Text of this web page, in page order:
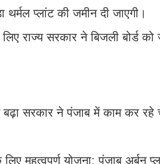
थर्मल प्लांट की जमीन दी जाएगी।
लिए राज्य सरकार ने बिजली बोर्ड
बढ़ा सरकार ने पंजाब में काम कर रहे
महत्वपूर्ण योजना: पंजाब